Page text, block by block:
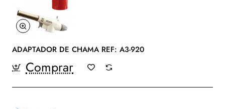
ADAPTADOR DE CHAMA REF: A3-920
Comprar